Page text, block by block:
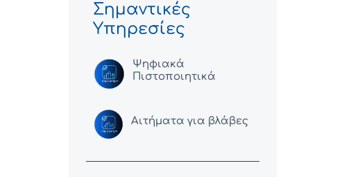
Σημαντικές
Υπηρεσίες
Ψηφιακά
Πιστοποιητικά
Αιτήματα για βλάβες